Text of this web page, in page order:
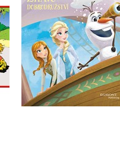
Do košíku
229 Kč
183 Kč